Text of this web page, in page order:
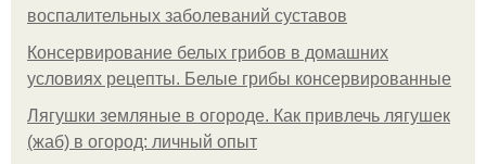
воспалительных заболеваний суставов
Консервирование белых грибов в домашних
условиях рецепты. Белые грибы консервированные
Лягушки земляные в огороде. Как привлечь лягушек
(жаб) в огород: личный опыт